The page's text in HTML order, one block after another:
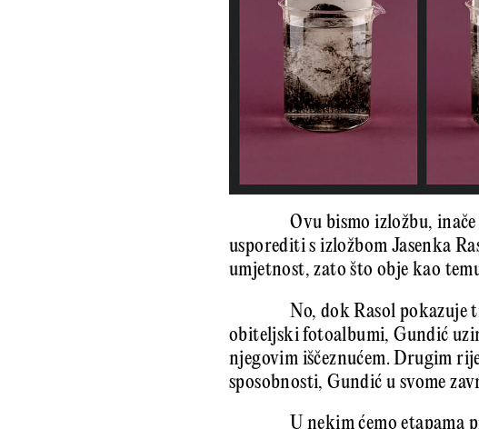
Ovu bismo izložbu,
usporediti s izložbom Jasenka
umjetnost, zato što obje kao
No, dok Rasol
obiteljski fotoalbumi, Gundić
njegovim iščeznućem. Drugim
sposobnosti, Gundić u svome
U nekim ćemo etapama